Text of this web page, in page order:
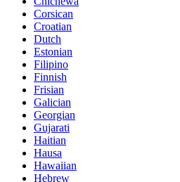
Corsican
Croatian
Dutch
Estonian
Filipino
Finnish
Frisian
Galician
Georgian
Gujarati
Haitian
Hausa
Hawaiian
Hebrew